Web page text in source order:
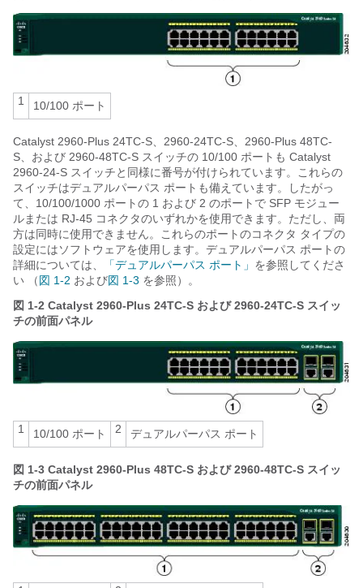
1 10/100 ポート
Catalyst 2960-Plus 24TC-S、2960-24TC-S、2960-Plus 48TC-
S、および 2960-48TC-S スイッチの 10/100 ポートも Catalyst
2960-24-S スイッチと同様に番号が付けられています。これらの
スイッチはデュアルパーパス ポートも備えています。したがっ
て、10/100/1000 ポートの 1 および 2 のポートで SFP モジュー
ルまたは RJ-45 コネクタのいずれかを使用できます。ただし、両
方は同時に使用できません。これらのポートのコネクタ タイプの
設定にはソフトウェアを使用します。デュアルパーパス ポートの
詳細については、
「デュアルパーパス ポート」 を参照してくださ
い （図 1-2 および図 1-3 を参照）。
図 1-2 Catalyst 2960-Plus 24TC-S および 2960-24TC-S スイッ
チの前面パネル
1 10/100 ポート 2 デュアルパーパス ポート
図 1-3 Catalyst 2960-Plus 48TC-S および 2960-48TC-S スイッ
チの前面パネル